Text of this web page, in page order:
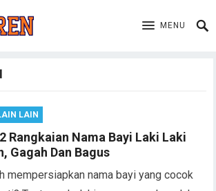
MENU
LAIN
Rangkaian Nama Bayi Laki Laki
Gagah Dan Bagus
mempersiapkan nama bayi yang cocok